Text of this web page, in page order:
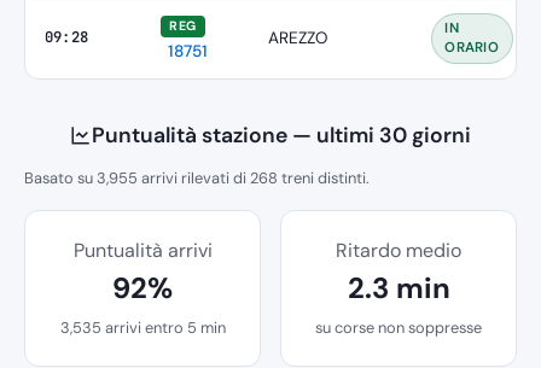
09:28
REG
18751
AREZZO
IN
ORARIO
Puntualità stazione — ultimi 30 giorni
Basato su 3,955 arrivi rilevati di 268 treni distinti.
Puntualità arrivi
92%
3,535 arrivi entro 5 min
Ritardo medio
2.3 min
su corse non soppresse